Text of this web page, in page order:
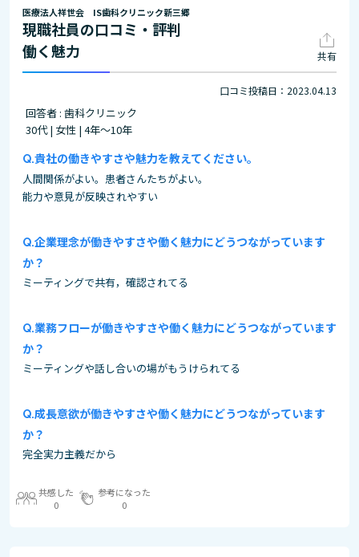
医療法人祥世会 IS歯科クリニック新三郷
現職社員の口コミ・評判
働く魅力
共有
口コミ投稿日：2023.04.13
回答者 : 歯科クリニック
30代 | 女性 | 4年～10年
貴社の働きやすさや魅力を教えてください。
人間関係がよい。患者さんたちがよい。
能力や意見が反映されやすい
企業理念が働きやすさや働く魅力にどうつながっています
か？
ミーティングで共有，確認されてる
業務フローが働きやすさや働く魅力にどうつながっています
か？
ミーティングや話し合いの場がもうけられてる
成長意欲が働きやすさや働く魅力にどうつながっています
か？
完全実力主義だから
共感した
0
参考になった
0